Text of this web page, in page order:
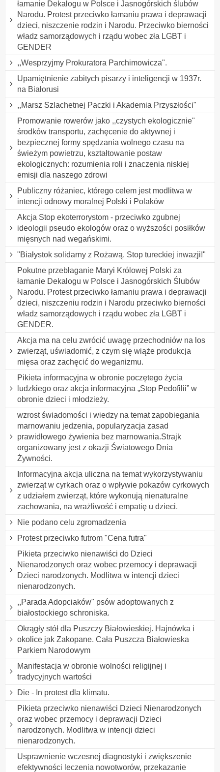
łamanie Dekalogu w Polsce i Jasnogórskich ślubów
Narodu. Protest przeciwko łamaniu prawa i deprawacji
dzieci, niszczenie rodzin i Narodu. Przeciwko bierności
władz samorządowych i rządu wobec zła LGBT i
GENDER
,,Wesprzyjmy Prokuratora Parchimowicza".
Upamiętnienie zabitych pisarzy i inteligencji w 1937r.
na Białorusi
,,Marsz Szlachetnej Paczki i Akademia Przyszłości"
Promowanie rowerów jako ,,czystych ekologicznie"
środków transportu, zachęcenie do aktywnej i
bezpiecznej formy spędzania wolnego czasu na
świeżym powietrzu, kształtowanie postaw
ekologicznych: rozumienia roli i znaczenia niskiej
emisji dla naszego zdrowi
Publiczny różaniec, którego celem jest modlitwa w
intencji odnowy moralnej Polski i Polaków
Akcja Stop ekoterrorystom - przeciwko zgubnej
ideologii pseudo ekologów oraz o wyższości posiłków
mięsnych nad wegańskimi.
"Białystok solidarny z Rożawą. Stop tureckiej inwazji!"
Pokutne przebłaganie Maryi Królowej Polski za
łamanie Dekalogu w Polsce i Jasnogórskich Ślubów
Narodu. Protest przeciwko łamaniu prawa i deprawacji
dzieci, niszczeniu rodzin i Narodu przeciwko bierności
władz samorządowych i rządu wobec zła LGBT i
GENDER.
Akcja ma na celu zwrócić uwagę przechodniów na los
zwierząt, uświadomić, z czym się wiąże produkcja
mięsa oraz zachęcić do weganizmu.
Pikieta informacyjna w obronie poczętego życia
ludzkiego oraz akcja informacyjna „Stop Pedofilii” w
obronie dzieci i młodzieży.
wzrost świadomości i wiedzy na temat zapobiegania
marnowaniu jedzenia, popularyzacja zasad
prawidłowego żywienia bez marnowania.Strajk
organizowany jest z okazji Światowego Dnia
Żywności.
Informacyjna akcja uliczna na temat wykorzystywaniu
zwierząt w cyrkach oraz o wpływie pokazów cyrkowych
z udziałem zwierząt, które wykonują nienaturalne
zachowania, na wrażliwość i empatię u dzieci.
Nie podano celu zgromadzenia
Protest przeciwko futrom "Cena futra"
Pikieta przeciwko nienawiści do Dzieci
Nienarodzonych oraz wobec przemocy i deprawacji
Dzieci narodzonych. Modlitwa w intencji dzieci
nienarodzonych.
,,Parada Adopciaków" psów adoptowanych z
białostockiego schroniska.
Okrągły stół dla Puszczy Białowieskiej. Hajnówka i
okolice jak Zakopane. Cała Puszcza Białowieska
Parkiem Narodowym
Manifestacja w obronie wolności religijnej i
tradycyjnych wartości
Die - In protest dla klimatu.
Pikieta przeciwko nienawiści Dzieci Nienarodzonych
oraz wobec przemocy i deprawacji Dzieci
narodzonych. Modlitwa w intencji dzieci
nienarodzonych.
Usprawnienie wczesnej diagnostyki i zwiększenie
efektywności leczenia nowotworów, przekazanie